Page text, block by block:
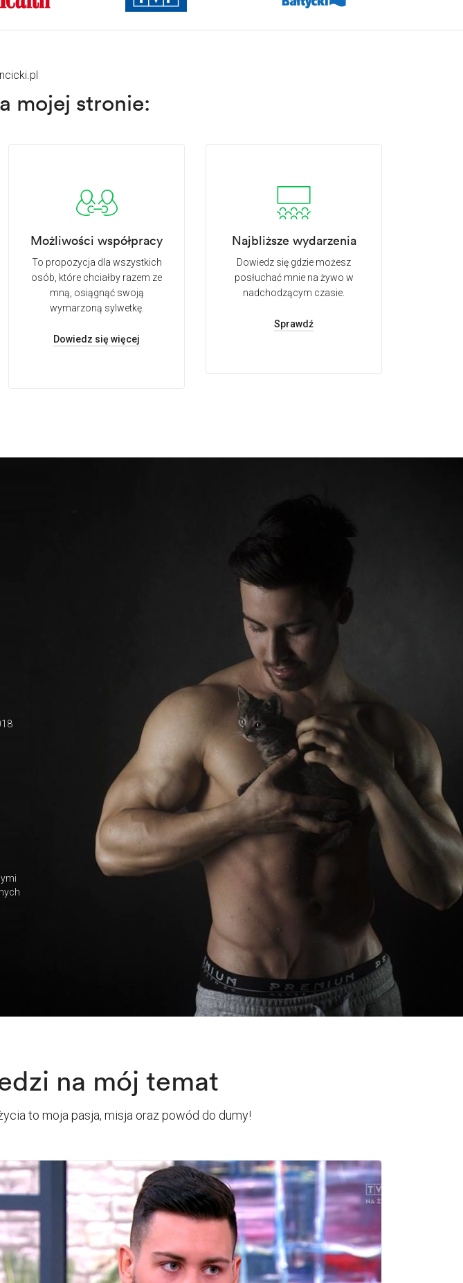
mojej stronie:
Możliwości współpracy
To propozycja dla wszystkich
osób, które chciałby razem ze
mną, osiągnąć swoją
wymarzoną sylwetkę.
Dowiedz się więcej
Najbliższe wydarzenia
Dowiedz się gdzie możesz
posłuchać mnie na żywo w
nadchodzącym czasie.
Sprawdź
na mój temat
to moja pasja, misja oraz powód do dumy!